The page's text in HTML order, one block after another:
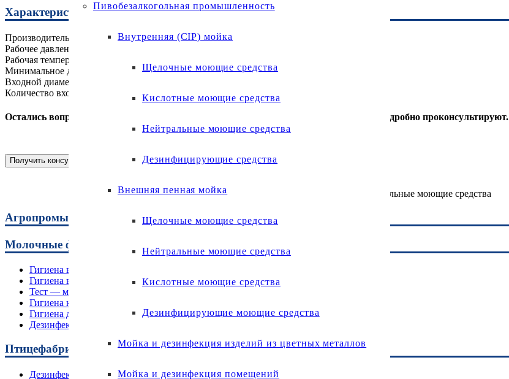
Пивобезалкогольная промышленность
Внутренняя (CIP) мойка
Щелочные моющие средства
Кислотные моющие средства
Нейтральные моющие средства
Дезинфицирующие средства
Внешняя пенная мойка
Щелочные моющие средства
Нейтральные моющие средства
Кислотные моющие средства
Дезинфицирующие моющие средства
Мойка и дезинфекция изделий из цветных металлов
Мойка и дезинфекция помещений
Характеристики
Производительность: 4л/мин
Рабочее давление воды: 1-9 бар
Рабочая температура: до +70 °С
Минимальное давление воды: 1 бар
Входной диаметр: 3/4
Количество входов для моющих средств: 1
Остались вопросы? Оставьте заявку сейчас, и наши специалисты перезвонят вам и подробно проконсультируют.
Получить консультацию
Профессиональные моющие средства
Агропромышленный комплекс
Молочные фермы
Гигиена вымени до доения
Гигиена вымени после доения
Тест — мастит
Гигиена копыт
Гигиена доильного оборудования
Дезинфекция помещений в сельском хозяйстве
Птицефабрики
Дезинфекция помещений птицефабрик